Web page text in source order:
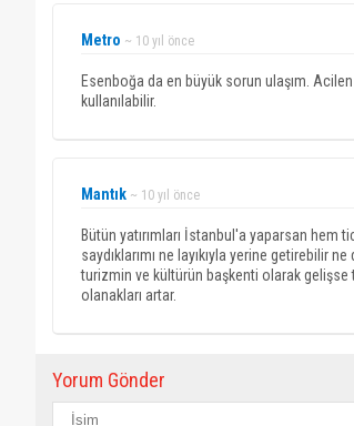
Metro ~ 10 yıl önce
Esenboğa da en büyük sorun ulaşım.
kullanılabilir.
Mantık ~ 10 yıl önce
Bütün yatırımları İstanbul'a yaparsan
saydıklarımı ne layıkıyla yerine getirebilir
turizmin ve kültürün başkenti olarak gelişse
olanakları artar.
Yorum Gönder